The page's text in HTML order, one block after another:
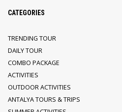
CATEGORIES
TRENDING TOUR
DAILY TOUR
COMBO PACKAGE
ACTIVITIES
OUTDOOR ACTIVITIES
ANTALYA TOURS & TRIPS